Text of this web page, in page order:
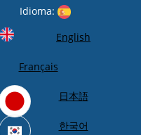
Idioma:
English
Français
日本語
한국어